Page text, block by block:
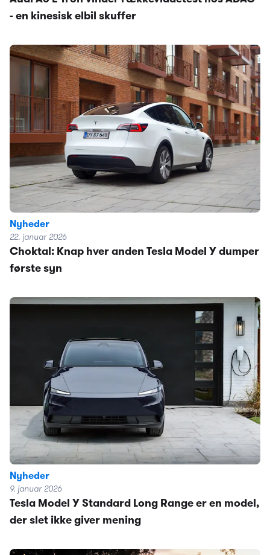
- en kinesisk elbil skuffer
Nyheder
22. januar 2026
Choktal: Knap hver anden Tesla Model Y dumper
første syn
Nyheder
9. januar 2026
Tesla Model Y Standard Long Range er en model,
der slet ikke giver mening